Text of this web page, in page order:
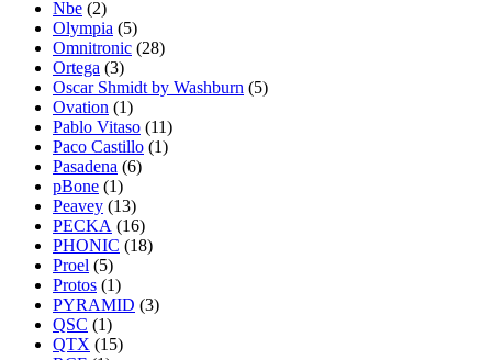
Nbe (2)
Olympia (5)
Omnitronic (28)
Ortega (3)
Oscar Shmidt by Washburn (5)
Ovation (1)
Pablo Vitaso (11)
Paco Castillo (1)
Pasadena (6)
pBone (1)
Peavey (13)
PECKA (16)
PHONIC (18)
Proel (5)
Protos (1)
PYRAMID (3)
QSC (1)
QTX (15)